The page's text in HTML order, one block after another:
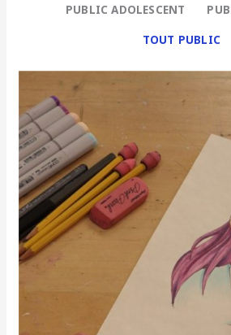
PUBLIC ADOLESCENT
TOUT PUBLIC